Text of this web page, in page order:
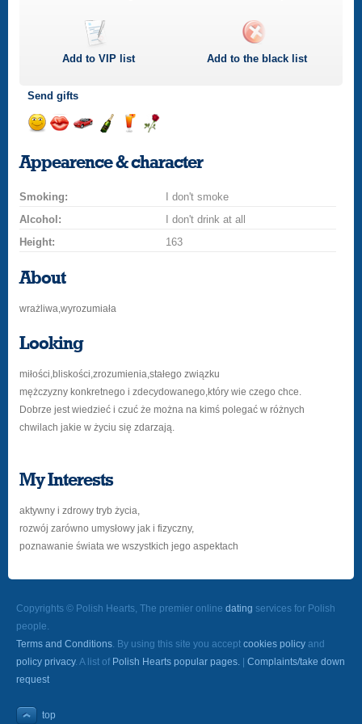
Add toVIP list Add to the black list
Send gifts
a
smilekissa
champagne
a
drink
a
rose
Appearence & character
Smoking:
I don't smoke
Alcohol:
I don't drink at all
Height:
163
About
wrażliwa,wyrozumiała
Looking
miłości,bliskości,zrozumienia,stałego związku
mężczyzny konkretnego i zdecydowanego,który wie czego chce.
Dobrze jest wiedzieć i czuć że można na kimś polegać w różnych
chwilach jakie w życiu się zdarzają.
My Interests
aktywny i zdrowy tryb życia,
rozwój zarówno umysłowy jak i fizyczny,
poznawanie świata we wszystkich jego aspektach
Copyrights © Polish Hearts, The premier online dating services for Polish
people.
Terms and Conditions. By using this site you accept cookies policy and
policy privacy. A list of Polish Hearts popular pages.
Complaints/take down
request
top